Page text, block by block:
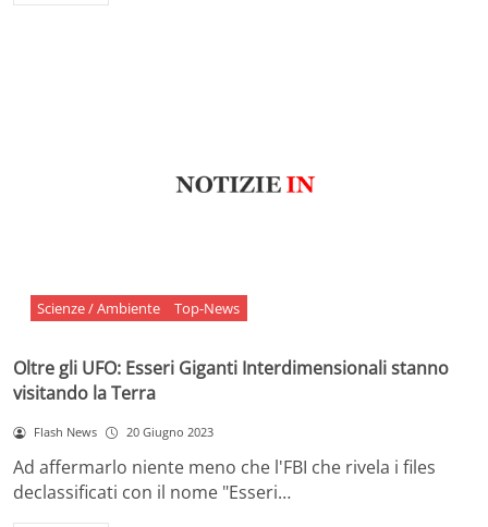
Scienze / Ambiente Top-News
Oltre gli UFO: Esseri Giganti Interdimensionali stanno
visitando la Terra
Flash News 20 Giugno 2023
Ad affermarlo niente meno che l'FBI che rivela i files
declassificati con il nome "Esseri…